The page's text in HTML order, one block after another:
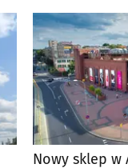
Nowy sklep w